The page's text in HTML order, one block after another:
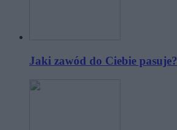
Jaki zawód do Ciebie pasuje?